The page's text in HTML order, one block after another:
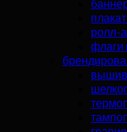
ролл-
флаги